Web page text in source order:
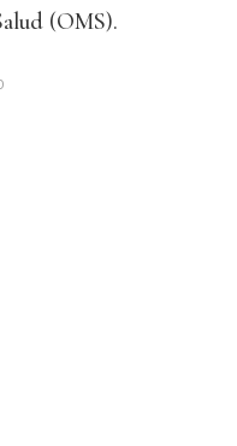
(OMS).